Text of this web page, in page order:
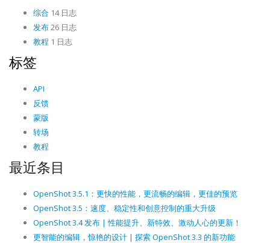
综合 14 日志
发布26 日志
教程 1 日志
标签
API
反馈
蒙版
转场
教程
最近条目
OpenShot 3.5.1：更快的性能，更流畅的编辑，更佳的预览
OpenShot 3.5：速度、稳定性和创意控制的重大升级
OpenShot 3.4 发布 | 性能提升、新特效、激动人心的更新！
更智能的编辑，惊艳的设计 | 探索 OpenShot 3.3 的新功能